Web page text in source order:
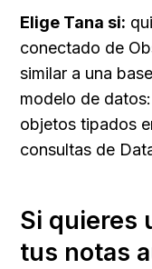
Elige Tana si:
conectado de
similar a una
modelo de
objetos tipados
consultas de
Si quieres
tus notas